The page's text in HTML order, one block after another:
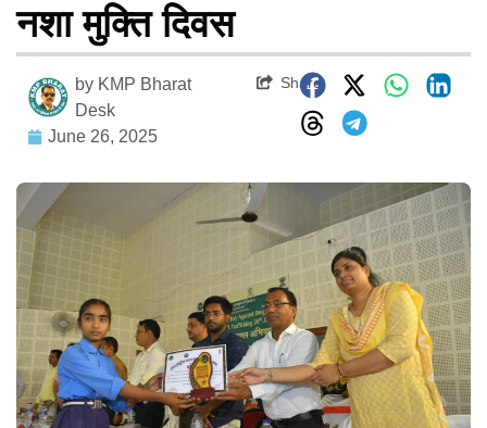
नशा मुक्ति दिवस
by KMP Bharat
Desk
June 26, 2025
Share